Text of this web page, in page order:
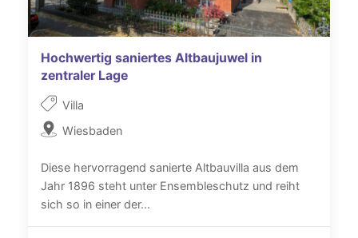
Hochwertig saniertes Altbaujuwel in
zentraler Lage
Villa
Wiesbaden
Diese hervorragend sanierte Altbauvilla aus dem
Jahr 1896 steht unter Ensembleschutz und reiht
sich so in einer der...